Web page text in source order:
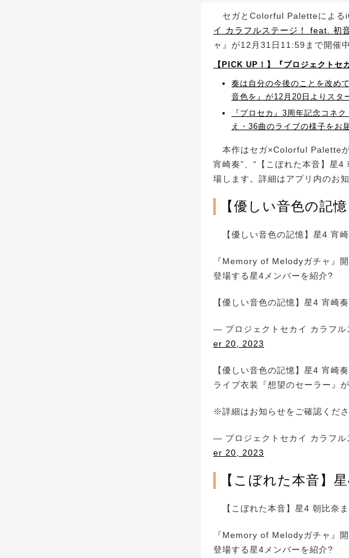
セガとColorful Paletteによる
イ カラフルステージ！ feat. 初
ャ』が12月31日11:59まで開催
【PICK UP！】『プロジェクト
奏は自分の今後のことを改め
音色を』が12月20日よりスタ
『プロセカ』3周年記念コネ
え・36曲のライブの様子をお
本作はセガ×Colorful Paletteが
宵崎奏”、“【こぼれた本音】星
場します。詳細はアプリ内のお
【優しい音色の記
【優しい音色の記憶】星4 宵崎
『Memory of Melodyガチャ』
登場する星4メンバーを紹介?
【優しい音色の記憶】星4 宵崎奏
— プロジェクトセカイ カラフ
er 20, 2023
【優しい音色の記憶】星4 宵崎
ライブ衣装『想望のセーラー』
※詳細はお知らせをご確認くだ
— プロジェクトセカイ カラフ
er 20, 2023
【こぼれた本音】
【こぼれた本音】星4 朝比奈ま
『Memory of Melodyガチャ』
登場する星4メンバーを紹介?